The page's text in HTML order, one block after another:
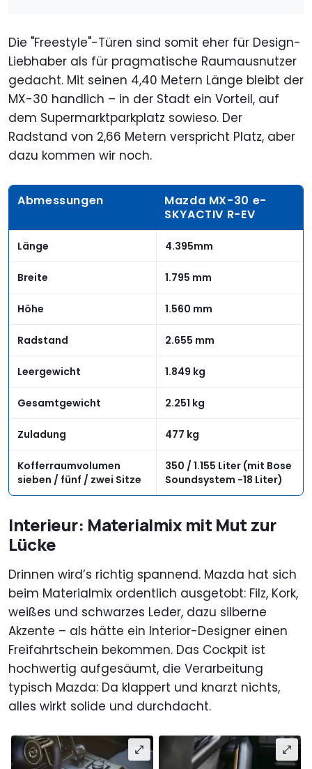
Die "Freestyle"-Türen sind somit eher für Design-
Liebhaber als für pragmatische Raumausnutzer
gedacht. Mit seinen 4,40 Metern Länge bleibt der
MX-30 handlich – in der Stadt ein Vorteil, auf
dem Supermarktparkplatz sowieso. Der
Radstand von 2,66 Metern verspricht Platz, aber
dazu kommen wir noch.
Abmessungen
Mazda MX-30 e-
SKYACTIV R-EV
Länge 4.395mm
Breite 1.795 mm
Höhe 1.560 mm
Radstand 2.655 mm
Leergewicht 1.849 kg
Gesamtgewicht 2.251 kg
Zuladung 477 kg
Kofferraumvolumen
sieben / fünf / zwei Sitze
350 / 1.155 Liter (mit Bose
Soundsystem -18 Liter)
Interieur: Materialmix mit Mut zur
Lücke
Drinnen wird’s richtig spannend. Mazda hat sich
beim Materialmix ordentlich ausgetobt: Filz, Kork,
weißes und schwarzes Leder, dazu silberne
Akzente – als hätte ein Interior-Designer einen
Freifahrtschein bekommen. Das Cockpit ist
hochwertig aufgesäumt, die Verarbeitung
typisch Mazda: Da klappert und knarzt nichts,
alles wirkt solide und durchdacht.